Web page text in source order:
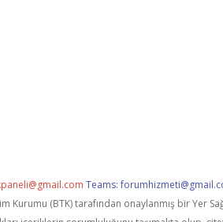
Teams:
Kurumu (BTK) tarafından onaylanmış bir